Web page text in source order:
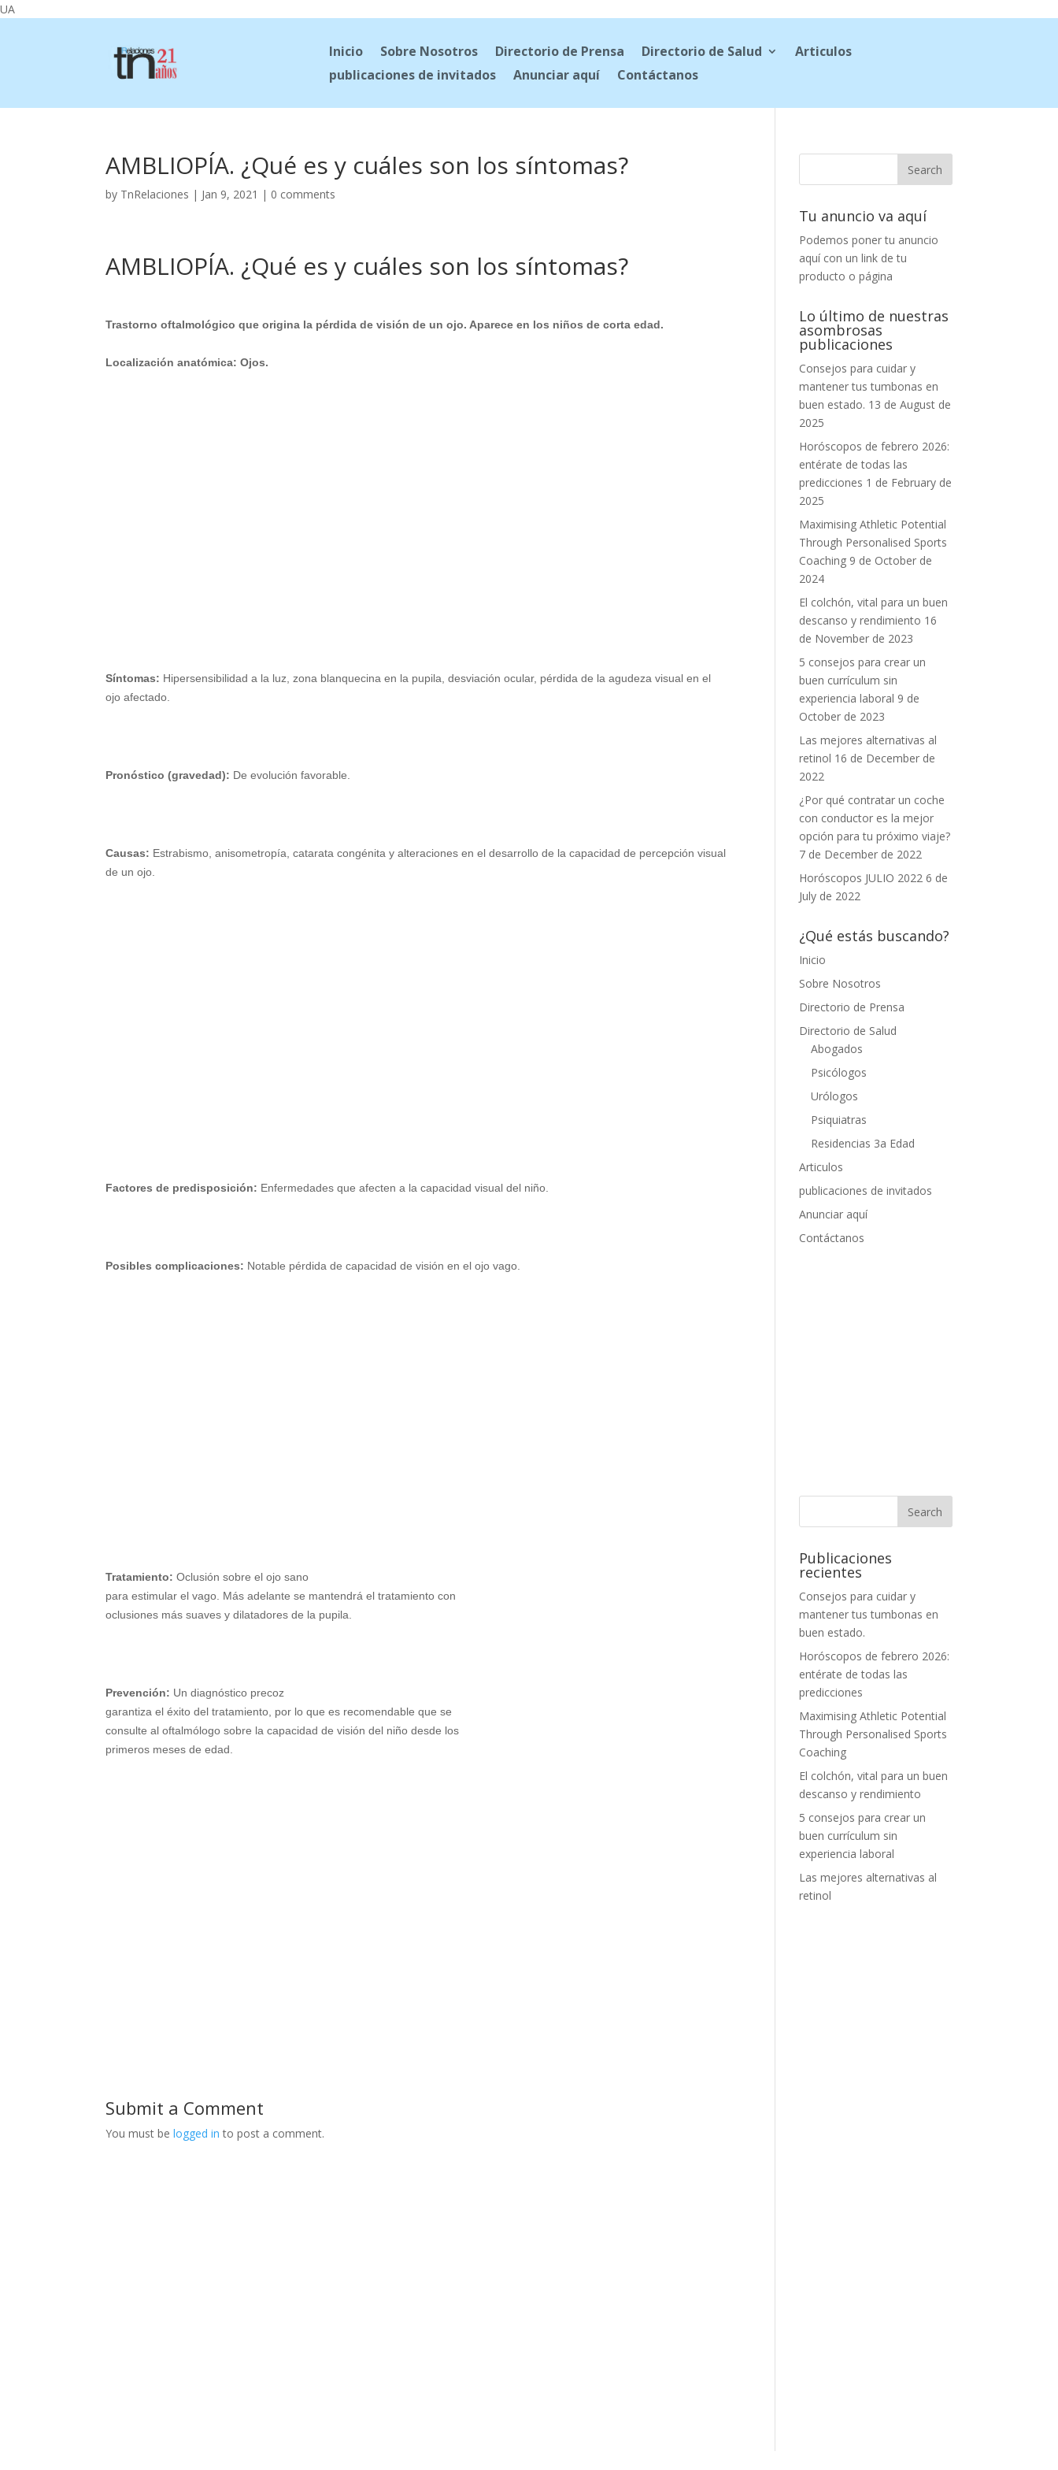
UA
Inicio Sobre Nosotros Directorio de Prensa Directorio de Salud
Articulos
publicaciones de invitados
Anunciar aquí Contáctanos
AMBLIOPÍA. ¿Qué es y cuáles son los síntomas?
by TnRelaciones | Jan 9, 2021 | 0 comments
AMBLIOPÍA. ¿Qué es y cuáles son los síntomas?
Trastorno oftalmológico que origina la pérdida de visión de un ojo. Aparece en los niños de corta edad.
Localización anatómica: Ojos.
Síntomas: Hipersensibilidad a la luz, zona blanquecina en la pupila, desviación ocular, pérdida de la agudeza visual en el
ojo afectado.
Pronóstico (gravedad): De evolución favorable.
Causas: Estrabismo, anisometropía, catarata congénita y alteraciones en el desarrollo de la capacidad de percepción visual
de un ojo.
Factores de predisposición: Enfermedades que afecten a la capacidad visual del niño.
Posibles complicaciones: Notable pérdida de capacidad de visión en el ojo vago.
Tratamiento: Oclusión sobre el ojo sano
para estimular el vago. Más adelante se mantendrá el tratamiento con
oclusiones más suaves y dilatadores de la pupila.
Prevención: Un diagnóstico precoz
garantiza el éxito del tratamiento, por lo que es recomendable que se
consulte al oftalmólogo sobre la capacidad de visión del niño desde los
primeros meses de edad.
Submit a Comment
You must belogged in to post a comment.
Tu anuncio va aquí
Podemos poner tu anuncio
aquí con un link de tu
producto o página
Lo último de nuestras
asombrosas
publicaciones
Consejos para cuidar y
mantener tus tumbonas en
buen estado. 13 de August de
2025
Horóscopos de febrero 2026:
entérate de todas las
predicciones 1 de February de
2025
Maximising Athletic Potential
Through Personalised Sports
Coaching 9 de October de
2024
El colchón, vital para un buen
descanso y rendimiento 16
de November de 2023
5 consejos para crear un
buen currículum sin
experiencia laboral 9 de
October de 2023
Las mejores alternativas al
retinol 16 de December de
2022
¿Por qué contratar un coche
con conductor es la mejor
opción para tu próximo viaje?
7 de December de 2022
Horóscopos JULIO 2022 6 de
July de 2022
¿Qué estás buscando?
Inicio
Sobre Nosotros
Directorio de Prensa
Directorio de Salud
Abogados
Psicólogos
Urólogos
Psiquiatras
Residencias 3a Edad
Articulos
publicaciones de invitados
Anunciar aquí
Contáctanos
Publicaciones
recientes
Consejos para cuidar y
mantener tus tumbonas en
buen estado.
Horóscopos de febrero 2026:
entérate de todas las
predicciones
Maximising Athletic Potential
Through Personalised Sports
Coaching
El colchón, vital para un buen
descanso y rendimiento
5 consejos para crear un
buen currículum sin
experiencia laboral
Las mejores alternativas al
retinol